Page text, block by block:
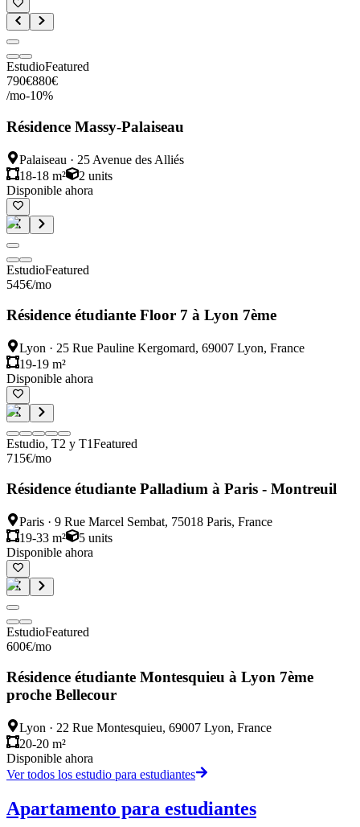
EstudioFeatured
790€880€
/mo-10%
Résidence Massy-Palaiseau
Palaiseau · 25 Avenue des Alliés
18-18 m²
2 units
Disponible ahora
EstudioFeatured
545€/mo
Résidence étudiante Floor 7 à Lyon 7ème
Lyon · 25 Rue Pauline Kergomard, 69007 Lyon, France
19-19 m²
Disponible ahora
Estudio, T2 y T1Featured
715€/mo
Résidence étudiante Palladium à Paris - Montreuil
Paris · 9 Rue Marcel Sembat, 75018 Paris, France
19-33 m²
5 units
Disponible ahora
EstudioFeatured
600€/mo
Résidence étudiante Montesquieu à Lyon 7ème
proche Bellecour
Lyon · 22 Rue Montesquieu, 69007 Lyon, France
20-20 m²
Disponible ahora
Ver todos los estudio para estudiantes
Apartamento para estudiantes